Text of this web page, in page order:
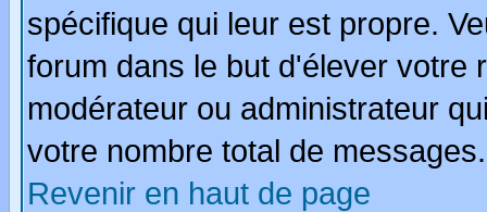
spécifique qui leur est propre.
forum dans le but d'élever votre
modérateur ou administrateur
votre nombre total de messages.
Revenir en haut de page